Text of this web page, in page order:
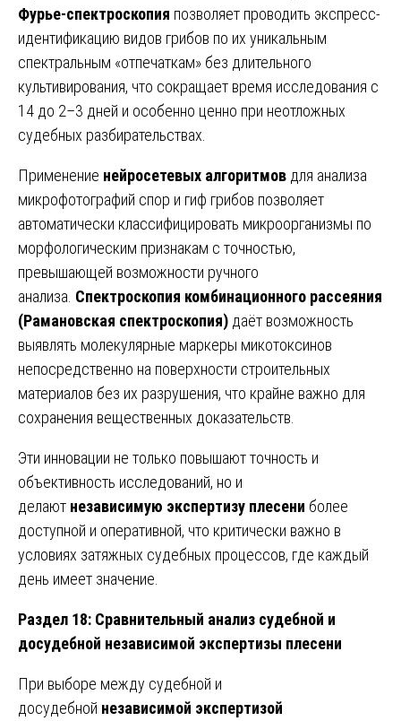
Фурье-спектроскопия позволяет проводить экспресс-
идентификацию видов грибов по их уникальным
спектральным «отпечаткам» без длительного
культивирования, что сокращает время исследования с
14 до 2–3 дней и особенно ценно при неотложных
судебных разбирательствах.
Применение нейросетевых алгоритмов для анализа
микрофотографий спор и гиф грибов позволяет
автоматически классифицировать микроорганизмы по
морфологическим признакам с точностью,
превышающей возможности ручного
анализа. Спектроскопия комбинационного рассеяния
(Рамановская спектроскопия) даёт возможность
выявлять молекулярные маркеры микотоксинов
непосредственно на поверхности строительных
материалов без их разрушения, что крайне важно для
сохранения вещественных доказательств.
Эти инновации не только повышают точность и
объективность исследований, но и
делают независимую экспертизу плесени более
доступной и оперативной, что критически важно в
условиях затяжных судебных процессов, где каждый
день имеет значение.
Раздел 18: Сравнительный анализ судебной и
досудебной независимой экспертизы плесени
При выборе между судебной и
досудебной независимой экспертизой